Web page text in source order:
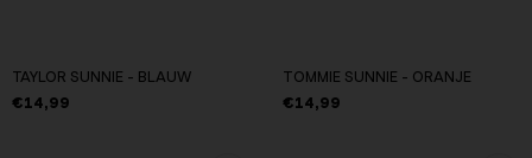
TAYLOR SUNNIE - BLAUW
€14,99
TOMMIE SUNNIE - ORANJE
€14,99